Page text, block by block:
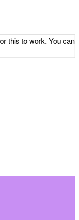
this to work. You can